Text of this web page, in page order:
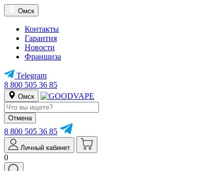
Омск
Контакты
Гарантия
Новости
Франшиза
Telegram
8 800 505 36 85
Омск
Отмена
8 800 505 36 85
Личный кабинет
0